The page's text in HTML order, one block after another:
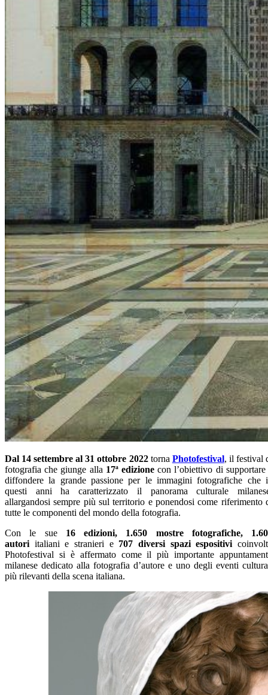
Dal 14 settembre al 31 ottobre 2022torna Photofestival, il festival
fotografia che giunge alla 17ª edizione con l’obiettivo di supportare
diffondere la grande passione per le immagini fotografiche che
questi anni ha caratterizzato il panorama culturale
allargandosi sempre più sul territorio e ponendosi come riferimento
tutte le componenti del mondo della fotografia.
Con le sue 16 edizioni, 1.650 mostre fotografiche,
autori italiani e stranieri e 707 diversi spazi espositivi
Photofestival si è affermato come il più importante
milanese dedicato alla fotografia d’autore e uno degli eventi
più rilevanti della scena italiana.